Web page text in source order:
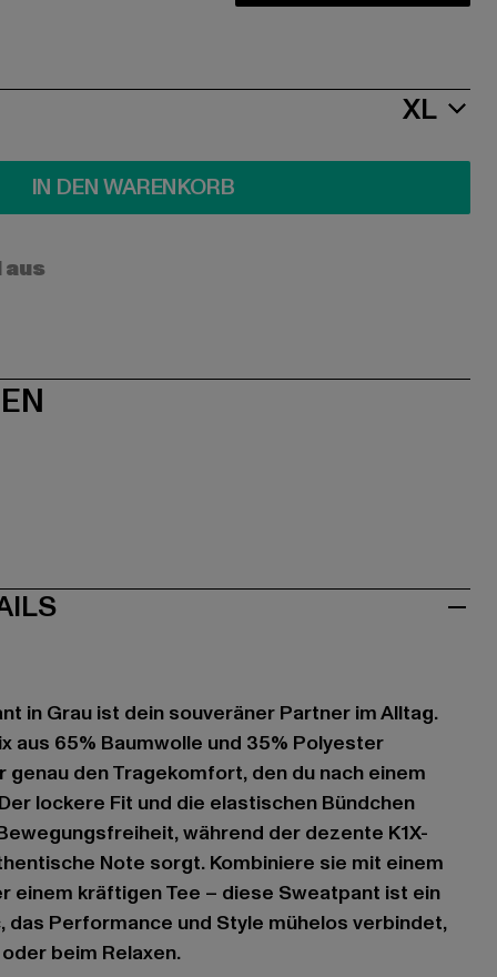
XL
IN DEN WARENKORB
in Grau ist dein souveräner Partner im Alltag.
aus 65% Baumwolle und 35% Polyester
den Tragekomfort, den du nach einem
lockere Fit und die elastischen Bündchen
während der dezente K1X-
Note sorgt. Kombiniere sie mit einem
einem kräftigen Tee – diese Sweatpant ist ein
das Performance und Style mühelos verbindet,
beim Relaxen.